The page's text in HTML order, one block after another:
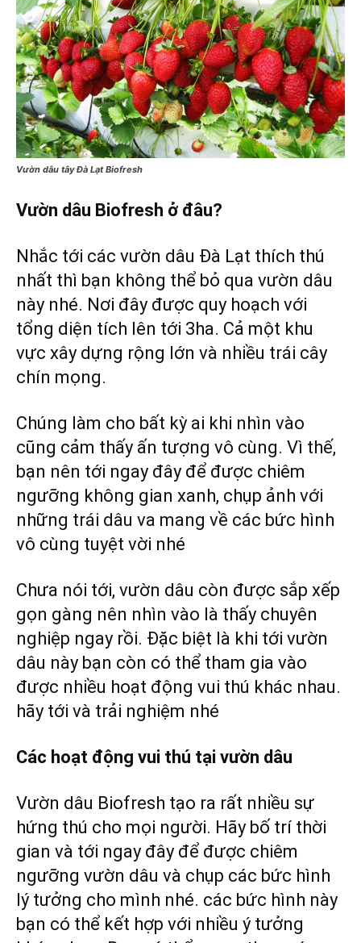
Vườn dâu tây Đà Lạt Biofresh
Vườn dâu Biofresh ở đâu?
Nhắc tới các vườn dâu Đà Lạt thích thú
nhất thì bạn không thể bỏ qua vườn dâu
này nhé. Nơi đây được quy hoạch với
tổng diện tích lên tới 3ha. Cả một khu
vực xây dựng rộng lớn và nhiều trái cây
chín mọng.
Chúng làm cho bất kỳ ai khi nhìn vào
cũng cảm thấy ấn tượng vô cùng. Vì thế,
bạn nên tới ngay đây để được chiêm
ngưỡng không gian xanh, chụp ảnh với
những trái dâu va mang về các bức hình
vô cùng tuyệt vời nhé
Chưa nói tới, vườn dâu còn được sắp xếp
gọn gàng nên nhìn vào là thấy chuyên
nghiệp ngay rồi. Đặc biệt là khi tới vườn
dâu này bạn còn có thể tham gia vào
được nhiều hoạt động vui thú khác nhau.
hãy tới và trải nghiệm nhé
Các hoạt động vui thú tại vườn dâu
Vườn dâu Biofresh tạo ra rất nhiều sự
hứng thú cho mọi người. Hãy bố trí thời
gian và tới ngay đây để được chiêm
ngưỡng vườn dâu và chụp các bức hình
lý tưởng cho mình nhé. các bức hình này
bạn có thể kết hợp với nhiều ý tưởng